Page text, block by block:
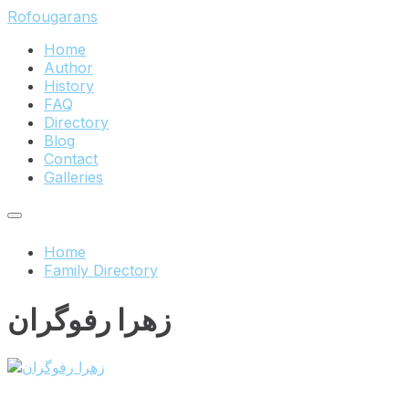
Skip
content
Skip
main
navigation
Skip
footer
Rofougarans
Home
Author
History
FAQ
Directory
Blog
Contact
Galleries
Home
Family Directory
زهرا رفوگران